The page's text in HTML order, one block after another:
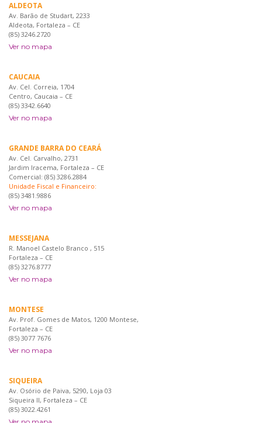
ALDEOTA
Av. Barão de Studart, 2233
Aldeota, Fortaleza – CE
(85) 3246.2720
Ver no mapa
CAUCAIA
Av. Cel. Correia, 1704
Centro, Caucaia – CE
(85) 3342.6640
Ver no mapa
GRANDE BARRA DO CEARÁ
Av. Cel. Carvalho, 2731
Jardim Iracema, Fortaleza – CE
Comercial: (85) 3286.2884
Unidade Fiscal e Financeiro:
(85) 3481.9886
Ver no mapa
MESSEJANA
R. Manoel Castelo Branco , 515
Fortaleza – CE
(85) 3276.8777
Ver no mapa
MONTESE
Av. Prof. Gomes de Matos, 1200 Montese,
Fortaleza – CE
(85) 3077 7676
Ver no mapa
SIQUEIRA
Av. Osório de Paiva, 5290, Loja 03
Siqueira II, Fortaleza – CE
(85) 3022.4261